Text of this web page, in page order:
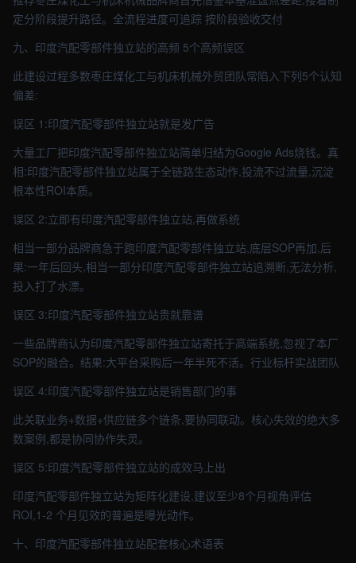
定分阶段提升路径。全流程进度可追踪 按阶段验收交付
九、印度汽配零部件独立站的高频 5个高频误区
此建设过程多数枣庄煤化工与机床机械外贸团队常陷入下列5个认知
偏差:
误区 1:印度汽配零部件独立站就是发广告
大量工厂把印度汽配零部件独立站简单归结为Google Ads烧钱。真
相:印度汽配零部件独立站属于全链路生态动作,投流不过流量,沉淀
根本性ROI本质。
误区 2:立即有印度汽配零部件独立站,再做系统
相当一部分品牌商急于跑印度汽配零部件独立站,底层SOP再加,后
果:一年后回头,相当一部分印度汽配零部件独立站追溯断,无法分析,
投入打了水漂。
误区 3:印度汽配零部件独立站贵就靠谱
一些品牌商认为印度汽配零部件独立站寄托于高端系统,忽视了本厂
SOP的融合。结果:大平台采购后一年半死不活。行业标杆实战团队
误区 4:印度汽配零部件独立站是销售部门的事
此关联业务+数据+供应链多个链条,要协同联动。核心失效的绝大多
数案例,都是协同协作失灵。
误区 5:印度汽配零部件独立站的成效马上出
印度汽配零部件独立站为矩阵化建设,建议至少8个月视角评估
ROI,1-2 个月见效的普遍是曝光动作。
十、印度汽配零部件独立站配套核心术语表